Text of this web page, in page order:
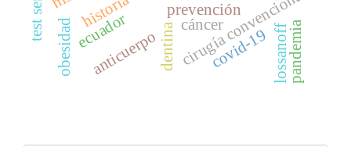
cirugía convencional
ecuador
obesidad
prevención
dentina lossanoff
covid-19 pandemia
cáncer
anticuerpo